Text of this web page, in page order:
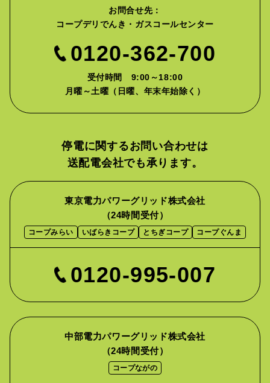
お問合せ先：
コープデリでんき・ガスコールセンター
0120-362-700
受付時間 9:00～18:00
月曜～土曜（日曜、年末年始除く）
停電に関するお問い合わせは
送配電会社でも承ります。
東京電力パワーグリッド株式会社
（24時間受付）
コープみらい いばらきコープ とちぎコープ コープぐんま
0120-995-007
中部電力パワーグリッド株式会社
（24時間受付）
コープながの